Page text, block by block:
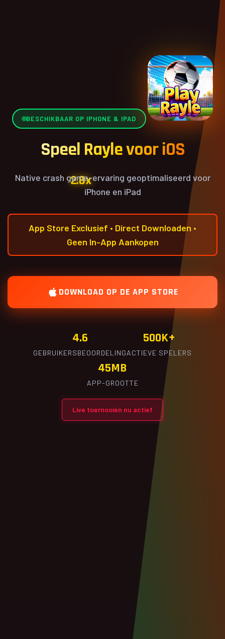
2.8x
BESCHIKBAAR OP IPHONE & IPAD
Speel Rayle voor iOS
Native crash game-ervaring geoptimaliseerd voor
iPhone en iPad
App Store Exclusief • Direct Downloaden •
Geen In-App Aankopen
DOWNLOAD OP DE APP STORE
4.6
GEBRUIKERSBEOORDELING
500K+
ACTIEVE SPELERS
45MB
APP-GROOTTE
Live toernooien nu actief